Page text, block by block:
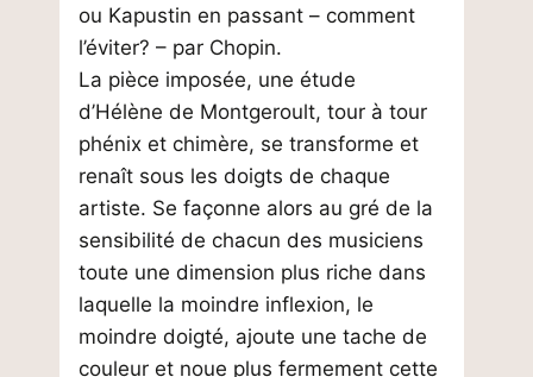
ou Kapustin en passant – comment
l’éviter? – par Chopin.
La pièce imposée, une étude
d’Hélène de Montgeroult, tour à tour
phénix et chimère, se transforme et
renaît sous les doigts de chaque
artiste. Se façonne alors au gré de la
sensibilité de chacun des musiciens
toute une dimension plus riche dans
laquelle la moindre inflexion, le
moindre doigté, ajoute une tache de
couleur et noue plus fermement cette